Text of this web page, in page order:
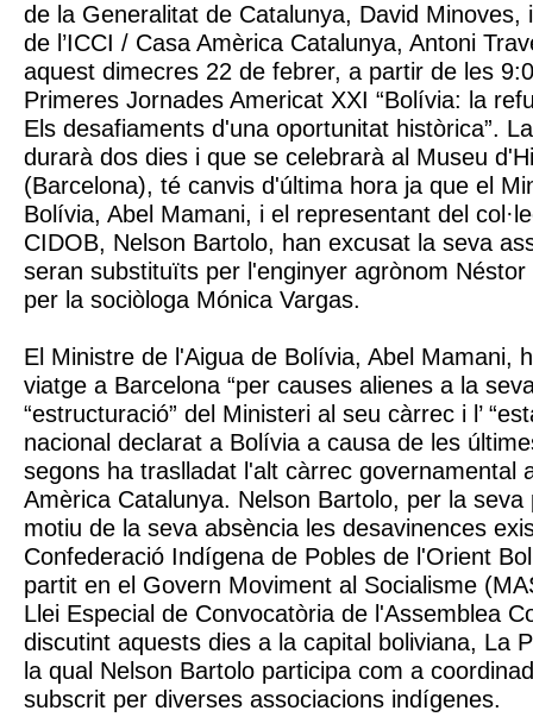
de la Generalitat de Catalunya, David Minoves,
de l’ICCI / Casa Amèrica Catalunya, Antoni
aquest dimecres 22 de febrer, a partir de les
Primeres Jornades Americat XXI “Bolívia: la
Els desafiaments d'una oportunitat històrica”.
durarà dos dies i que se celebrarà al Museu
(Barcelona), té canvis d'última hora ja que el
Bolívia, Abel Mamani, i el representant del
CIDOB, Nelson Bartolo, han excusat la seva
seran substituïts per l'enginyer agrònom Néstor
per la sociòloga Mónica Vargas.
El Ministre de l'Aigua de Bolívia, Abel Mamani,
viatge a Barcelona “per causes alienes a la
“estructuració” del Ministeri al seu càrrec i l’
nacional declarat a Bolívia a causa de les
segons ha traslladat l'alt càrrec governamental
Amèrica Catalunya. Nelson Bartolo, per la seva
motiu de la seva absència les desavinences
Confederació Indígena de Pobles de l'Orient
partit en el Govern Moviment al Socialisme
Llei Especial de Convocatòria de l'Assemblea
discutint aquests dies a la capital boliviana, La
la qual Nelson Bartolo participa com a
subscrit per diverses associacions indígenes.